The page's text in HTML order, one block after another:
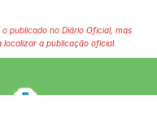
o publicado no Diário Oficial, mas
localizar a publicação oficial.